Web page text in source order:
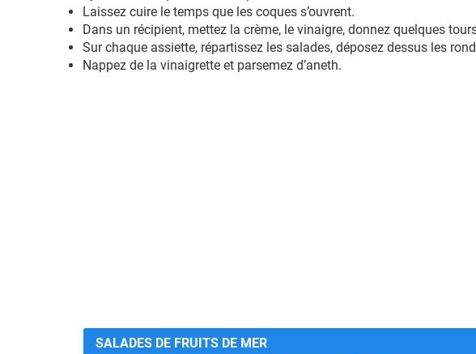
Laissez cuire le temps que les coques s’ouvrent.
Dans un récipient, mettez la crème, le vinaigre, donnez quelques
Sur chaque assiette, répartissez les salades, déposez dessus les
Nappez de la vinaigrette et parsemez d’aneth.
SALADES DE FRUITS DE MER